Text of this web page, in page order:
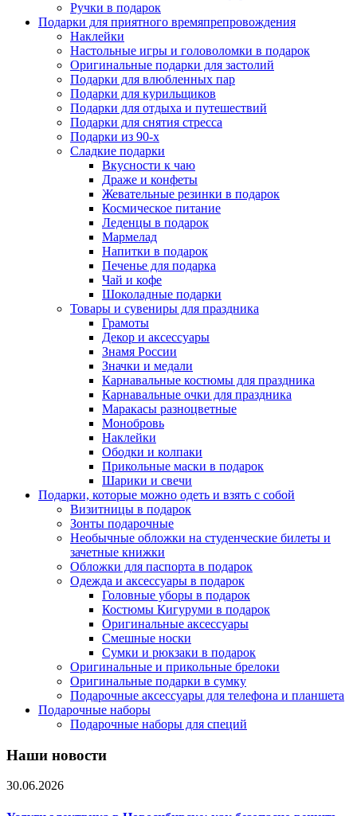
Ручки в подарок
Подарки для приятного времяпрепровождения
Наклейки
Настольные игры и головоломки в подарок
Оригинальные подарки для застолий
Подарки для влюбленных пар
Подарки для курильщиков
Подарки для отдыха и путешествий
Подарки для снятия стресса
Подарки из 90-х
Сладкие подарки
Вкусности к чаю
Драже и конфеты
Жевательные резинки в подарок
Космическое питание
Леденцы в подарок
Мармелад
Напитки в подарок
Печенье для подарка
Чай и кофе
Шоколадные подарки
Товары и сувениры для праздника
Грамоты
Декор и аксессуары
Знамя России
Значки и медали
Карнавальные костюмы для праздника
Карнавальные очки для праздника
Маракасы разноцветные
Монобровь
Наклейки
Ободки и колпаки
Прикольные маски в подарок
Шарики и свечи
Подарки, которые можно одеть и взять с собой
Визитницы в подарок
Зонты подарочные
Необычные обложки на студенческие билеты и
зачетные книжки
Обложки для паспорта в подарок
Одежда и аксессуары в подарок
Головные уборы в подарок
Костюмы Кигуруми в подарок
Оригинальные аксессуары
Смешные носки
Сумки и рюкзаки в подарок
Оригинальные и прикольные брелоки
Оригинальные подарки в сумку
Подарочные аксессуары для телефона и планшета
Подарочные наборы
Подарочные наборы для специй
Наши новости
30.06.2026